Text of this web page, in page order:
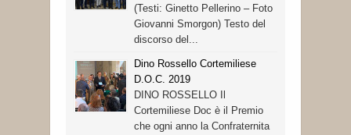
(Testi: Ginetto Pellerino – Foto
Giovanni Smorgon) Testo del
discorso del...
Dino Rossello Cortemiliese
D.O.C. 2019
DINO ROSSELLO Il
Cortemiliese Doc è il Premio
che ogni anno la Confraternita